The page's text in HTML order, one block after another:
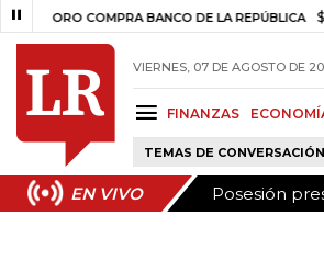
COMPRA BANCO DE LA REPÚBLICA $
VIERNES, 07 DE AGOSTO DE
FINANZAS
TEMAS DE CONVERSACIÓN
EN VIVO Posesión
EN VIVO Posesión